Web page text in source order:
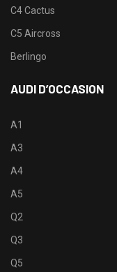
C4 Cactus
C5 Aircross
Berlingo
AUDI D’OCCASION
A1
A3
A4
A5
Q2
Q3
Q5